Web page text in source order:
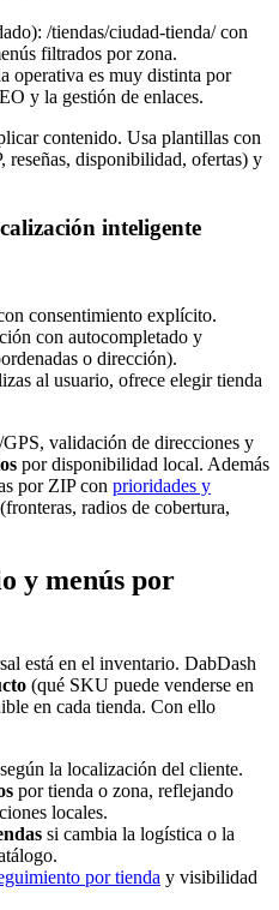
/tiendas/ciudad-tienda/ con
filtrados por zona.
operativa es muy distinta por
y la gestión de enlaces.
contenido. Usa plantillas con
reseñas, disponibilidad, ofertas) y
inteligente
consentimiento explícito.
con autocompletado y
o dirección).
al usuario, ofrece elegir tienda
validación de direcciones y
por disponibilidad local. Además
por ZIP con prioridades y
radios de cobertura,
y menús por
está en el inventario. DabDash
(qué SKU puede venderse en
en cada tienda. Con ello
según la localización del cliente.
por tienda o zona, reflejando
locales.
si cambia la logística o la
por tienda y visibilidad